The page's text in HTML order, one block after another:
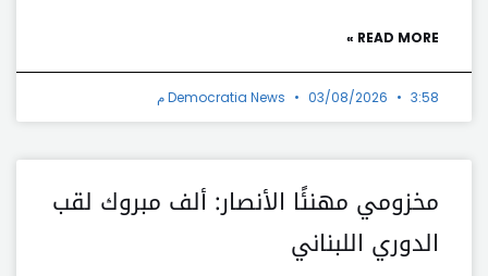
READ MORE »
Democratia News 03/08/2026 3:58 م
مخزومي مهنئًا الأنصار: ألف مبروك لقب
الدوري اللبناني